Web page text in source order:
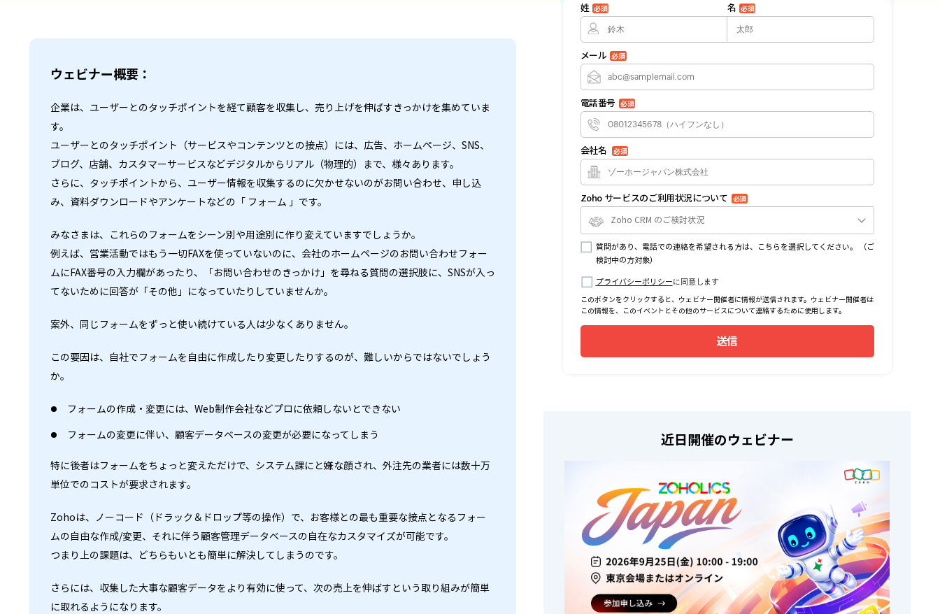
ウェビナー概要：
企業は、ユーザーとのタッチポイントを経て顧客を収集し、売り上げを伸ばすきっかけを集めていま
す。
ユーザーとのタッチポイント（サービスやコンテンツとの接点）には、広告、ホームページ、SNS、
ブログ、店舗、カスタマーサービスなどデジタルからリアル（物理的）まで、様々あります。
さらに、タッチポイントから、ユーザー情報を収集するのに欠かせないのがお問い合わせ、申し込
み、資料ダウンロードやアンケートなどの「 フォーム 」です。
みなさまは、これらのフォームをシーン別や用途別に作り変えていますでしょうか。
例えば、営業活動ではもう一切FAXを使っていないのに、会社のホームページのお問い合わせフォー
ムにFAX番号の入力欄があったり、「お問い合わせのきっかけ」を尋ねる質問の選択肢に、SNSが入っ
てないために回答が「その他」になっていたりしていませんか。
案外、同じフォームをずっと使い続けている人は少なくありません。
この要因は、自社でフォームを自由に作成したり変更したりするのが、難しいからではないでしょう
か。
フォームの作成・変更には、Web制作会社などプロに依頼しないとできない
フォームの変更に伴い、顧客データベースの変更が必要になってしまう
特に後者はフォームをちょっと変えただけで、システム課にと嫌な顔され、外注先の業者には数十万
単位でのコストが要求されます。
Zohoは、ノーコード（ドラック＆ドロップ等の操作）で、お客様との最も重要な接点となるフォー
ムの自由な作成/変更、それに伴う顧客管理データベースの自在なカスタマイズが可能です。
つまり上の課題は、どちらもいとも簡単に解決してしまうのです。
さらには、収集した大事な顧客データをより有効に使って、次の売上を伸ばすという取り組みが簡単
に取れるようになります。
姓 必須 名 必須
メール 必須
電話番号 必須
会社名 必須
Zoho サービスのご利用状況について 必須
Zoho CRM のご検討状況
質問があり、電話での連絡を希望される方は、こちらを選択してください。 （ご
検討中の方対象）
プライバシーポリシーに同意します
このボタンをクリックすると、ウェビナー開催者に情報が送信されます。ウェビナー開催者は
この情報を、このイベントとその他のサービスについて連絡するために使用します。
送信
近日開催のウェビナー